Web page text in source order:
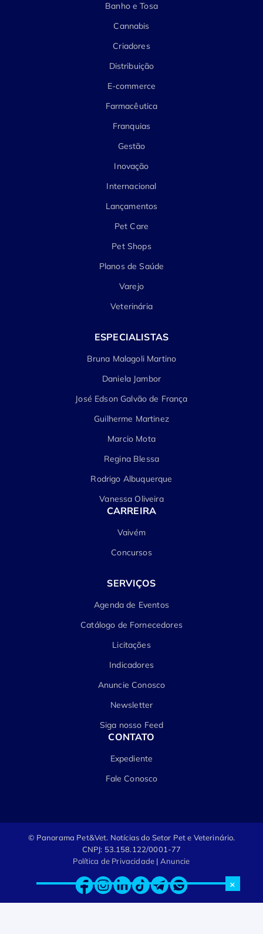
×
Banho e Tosa
Cannabis
Criadores
Distribuição
E-commerce
Farmacêutica
Franquias
Gestão
Inovação
Internacional
Lançamentos
Pet Care
Pet Shops
Planos de Saúde
Varejo
Veterinária
ESPECIALISTAS
Bruna Malagoli Martino
Daniela Jambor
José Edson Galvão de França
Guilherme Martinez
Marcio Mota
Regina Blessa
Rodrigo Albuquerque
Vanessa Oliveira
CARREIRA
Vaivém
Concursos
SERVIÇOS
Agenda de Eventos
Catálogo de Fornecedores
Licitações
Indicadores
Anuncie Conosco
Newsletter
Siga nosso Feed
CONTATO
Expediente
Fale Conosco
© Panorama Pet&Vet. Notícias do Setor Pet e Veterinário.
CNPJ: 53.158.122/0001-77
Política de Privacidade | Anuncie